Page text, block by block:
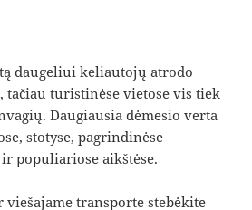
daugeliui keliautojų atrodo
tačiau turistinėse vietose vis tiek
Daugiausia dėmesio verta
stotyse, pagrindinėse
populiariose aikštėse.
viešajame transporte stebėkite